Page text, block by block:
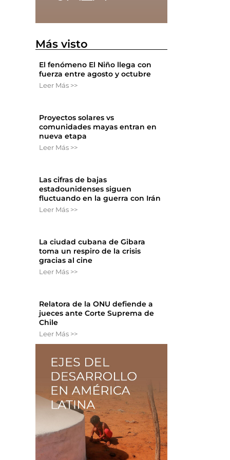
Más visto
El fenómeno El Niño llega con
fuerza entre agosto y octubre
Leer Más >>
Proyectos solares vs
comunidades mayas entran en
nueva etapa
Leer Más >>
Las cifras de bajas
estadounidenses siguen
fluctuando en la guerra con Irán
Leer Más >>
La ciudad cubana de Gibara
toma un respiro de la crisis
gracias al cine
Leer Más >>
Relatora de la ONU defiende a
jueces ante Corte Suprema de
Chile
Leer Más >>